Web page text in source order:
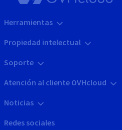
Herramientas
Propiedad intelectual
Soporte
Atención al cliente OVHcloud
Noticias
Redes sociales